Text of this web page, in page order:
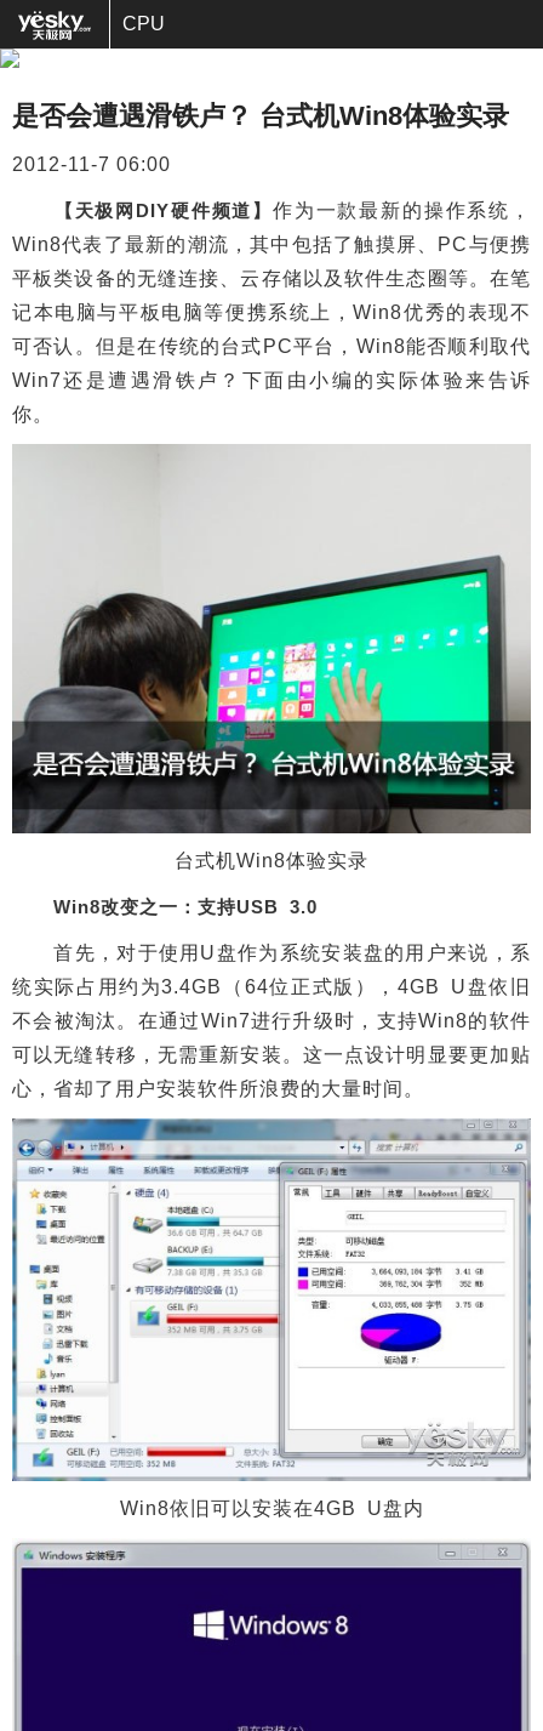
CPU
是否会遭遇滑铁卢？ 台式机Win8体验实录
2012-11-7 06:00
【天极网DIY硬件频道】 作为一款最新的操作系统，
Win8代表了最新的潮流，其中包括了触摸屏、PC与便携
平板类设备的无缝连接、云存储以及软件生态圈等。在笔
记本电脑与平板电脑等便携系统上，Win8优秀的表现不
可否认。但是在传统的台式PC平台，Win8能否顺利取代
Win7还是遭遇滑铁卢？下面由小编的实际体验来告诉
你。
台式机Win8体验实录
Win8改变之一：支持USB 3.0
首先，对于使用U盘作为系统安装盘的用户来说，系
统实际占用约为3.4GB（64位正式版），4GB U盘依旧
不会被淘汰。在通过Win7进行升级时，支持Win8的软件
可以无缝转移，无需重新安装。这一点设计明显要更加贴
心，省却了用户安装软件所浪费的大量时间。
Win8依旧可以安装在4GB U盘内